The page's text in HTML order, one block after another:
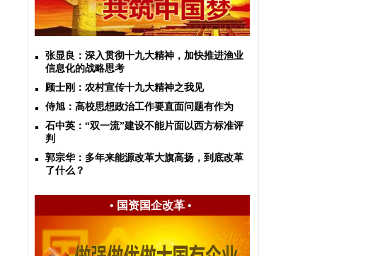
张显良：深入贯彻十九大精神，加快推进渔业
信息化的战略思考
顾士刚：农村宣传十九大精神之我见
侍旭：高校思想政治工作要直面问题有作为
石中英：“双一流”建设不能片面以西方标准评
判
郭宗华：多年来能源改革大旗高扬，到底改革
了什么？
• 国资国企改革•